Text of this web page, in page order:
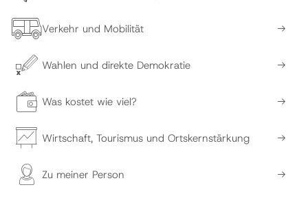
Verkehr und Mobilität
Wahlen und direkte Demokratie
Was kostet wie viel?
Wirtschaft, Tourismus und Ortskernstärkung
Zu meiner Person